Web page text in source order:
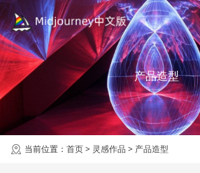
产品造型
当前位置： 首页> 灵感作品 > 产品造型